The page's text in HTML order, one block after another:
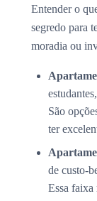
Entender o
segredo para
moradia ou
São
ter
de custo-
Essa faixa